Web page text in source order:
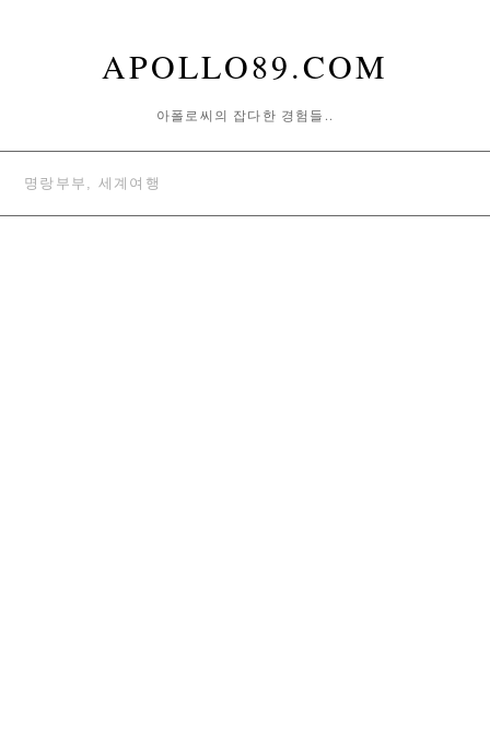
APOLLO89.COM
아폴로씨의 잡다한 경험들..
명랑부부, 세계여행